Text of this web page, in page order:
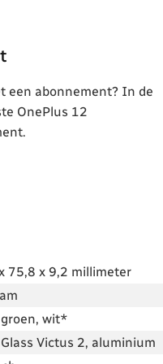
een abonnement? In de
OnePlus 12
75,8 x 9,2 millimeter
wit*
Victus 2, aluminium